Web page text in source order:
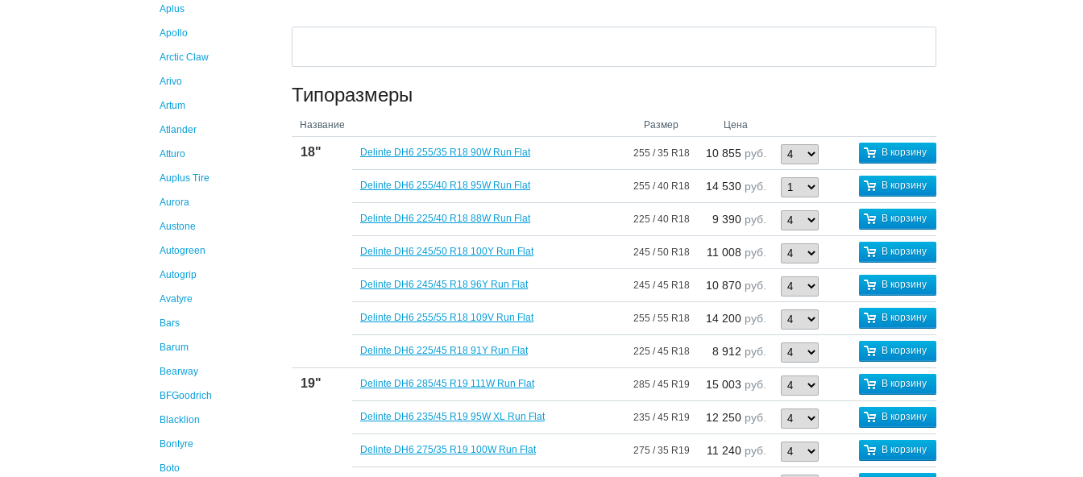
Aplus
Apollo
Arctic Claw
Arivo
Artum
Atlander
Atturo
Auplus Tire
Aurora
Austone
Autogreen
Autogrip
Avatyre
Bars
Barum
Bearway
BFGoodrich
Blacklion
Bontyre
Boto
Типоразмеры
Название Размер Цена
18" Delinte DH6 255/35 R18 90W Run Flat 255 / 35 R18 10 855 руб. В корзину
Delinte DH6 255/40 R18 95W Run Flat 255 / 40 R18 14 530 руб. В корзину
Delinte DH6 225/40 R18 88W Run Flat 225 / 40 R18 9 390 руб. В корзину
Delinte DH6 245/50 R18 100Y Run Flat 245 / 50 R18 11 008 руб. В корзину
Delinte DH6 245/45 R18 96Y Run Flat 245 / 45 R18 10 870 руб. В корзину
Delinte DH6 255/55 R18 109V Run Flat 255 / 55 R18 14 200 руб. В корзину
Delinte DH6 225/45 R18 91Y Run Flat 225 / 45 R18 8 912 руб. В корзину
19" Delinte DH6 285/45 R19 111W Run Flat 285 / 45 R19 15 003 руб. В корзину
Delinte DH6 235/45 R19 95W XL Run Flat 235 / 45 R19 12 250 руб. В корзину
Delinte DH6 275/35 R19 100W Run Flat 275 / 35 R19 11 240 руб. В корзину